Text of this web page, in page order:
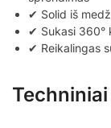
✔ Solid iš
✔ Sukasi 360°
✔ Reikalingas